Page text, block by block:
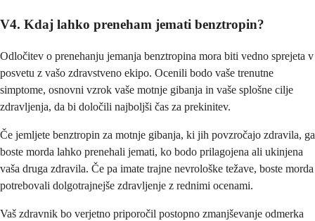
V4. Kdaj lahko preneham jemati benztropin?
Odločitev o prenehanju jemanja benztropina mora biti vedno sprejeta v
posvetu z vašo zdravstveno ekipo. Ocenili bodo vaše trenutne
simptome, osnovni vzrok vaše motnje gibanja in vaše splošne cilje
zdravljenja, da bi določili najboljši čas za prekinitev.
Če jemljete benztropin za motnje gibanja, ki jih povzročajo zdravila, ga
boste morda lahko prenehali jemati, ko bodo prilagojena ali ukinjena
vaša druga zdravila. Če pa imate trajne nevrološke težave, boste morda
potrebovali dolgotrajnejše zdravljenje z rednimi ocenami.
Vaš zdravnik bo verjetno priporočil postopno zmanjševanje odmerka